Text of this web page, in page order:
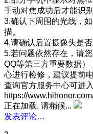
手动对焦成功后才能识别
3.确认下周围的光线，
描。
4.请确认后置摄像头是
5.若问题依然存在，请
QQ等第三方重要数据
心进行检修，建议提前
查询官方服务中心可进
https://
正在加载, 请稍候...
发表评论…